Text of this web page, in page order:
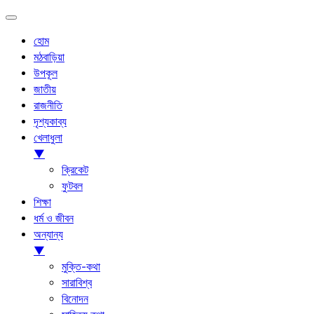
হোম
মঠবাড়িয়া
উপকূল
জাতীয়
রাজনীতি
দৃশ্যকাব্য
খেলাধুলা
▼
ক্রিকেট
ফুটবল
শিক্ষা
ধর্ম ও জীবন
অন্যান্য
▼
মুক্তি-কথা
সারাবিশ্ব
বিনোদন